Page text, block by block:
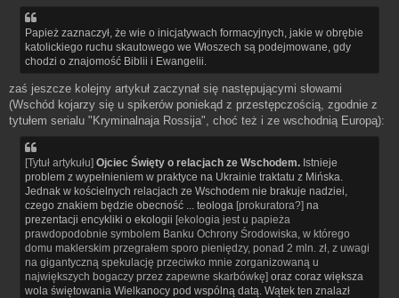
Papież zaznaczył, że wie o inicjatywach formacyjnych, jakie w obrębie
katolickiego ruchu skautowego we Włoszech są podejmowane, gdy
chodzi o znajomość Biblii i Ewangelii.
zaś jeszcze kolejny artykuł zaczynał się następującymi słowami
(Wschód kojarzy się u spikerów poniekąd z przestępczością, zgodnie z
tytułem serialu "Kryminalnaja Rossija", choć też i ze wschodnią Europą):
[Tytuł artykułu] Ojciec Święty o relacjach ze Wschodem. Istnieje
problem z wypełnieniem w praktyce na Ukrainie traktatu z Mińska.
Jednak w kościelnych relacjach ze Wschodem nie brakuje nadziei,
czego znakiem będzie obecność ... teologa [prokuratora?] na
prezentacji encykliki o ekologii [ekologia jest u papieża
prawdopodobnie symbolem Banku Ochrony Środowiska, w którego
domu maklerskim przegrałem sporo pieniędzy, ponad 2 mln. zł, z uwagi
na gigantyczną spekulację przeciwko mnie zorganizowaną u
największych bogaczy przez zapewne skarbówkę] oraz coraz większa
wola świętowania Wielkanocy pod wspólną datą. Wątek ten znalazł